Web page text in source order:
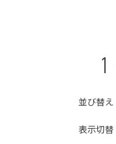
1
並び替え
表示切替